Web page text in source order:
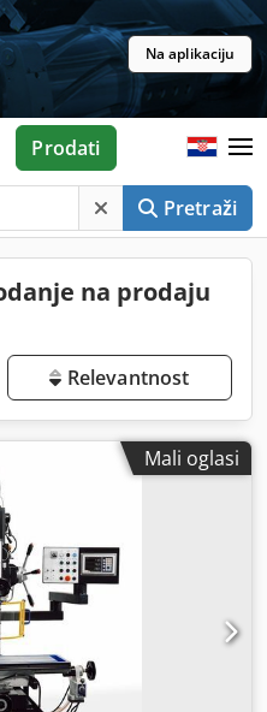
Na aplikaciju
Pretraži
Prodati
na prodaju
Relevantnost
Mali oglasi